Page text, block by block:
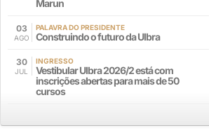
Marun
03
AGO
PALAVRA DO PRESIDENTE
Construindo o futuro da Ulbra
30
JUL
INGRESSO
Vestibular Ulbra 2026/2 está com
inscrições abertas para mais de 50
cursos